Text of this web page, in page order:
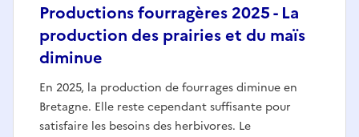
Productions fourragères 2025 - La
production des prairies et du maïs
diminue
En 2025, la production de fourrages diminue en
Bretagne. Elle reste cependant suffisante pour
satisfaire les besoins des herbivores. Le